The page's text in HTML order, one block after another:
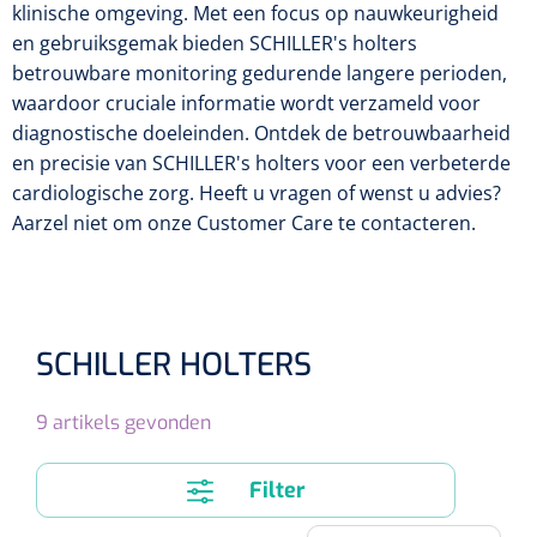
Verzwaringsdekens
Positioneringsmateriaal
Verpleegdekens
Drinkhulpmiddelen
Opzetstukken voor bekers
Toiletverhogers
Dermatoscopen
Gynecologische lichtbronnen & toebehoren
Lichtbronnen & wanddispensers
Loupebrillen
Tongspatelhouders
Voorhoofdslampen
Bobath
Draagbaar
Toebehoren
Traction
Kantel
Fysiotechniek & hydromassage
Shockwave
Oppervlaktereiniging & -desinfectie
Papierwaren
Handdoeken
Dameshygiëne
Toiletpapier
Werkdoeken
Servietten
Urinezakken & urinepotjes
Glijmiddel
Urinalen
Spoelingen
Infuustherapie
Infuusstaander
Toebehoren injectiemateriaal
Zeletten
Alcoswabs
Hoofdkussens
Matrassen & beschermers
Bedden
Onderzoekslampen
Tabouretten
Uterustangen
Nageltangen
Verwijdertangen voor wondhaken
Stitch cutters
Volledige bistouris
Bistourihouders
Vingerspalken
Enkelspalken
Kompressen & verbanden
Vetgaaskompressen
Niet inklevende verbanden
Absorberende verbanden
klinische omgeving. Met een focus op nauwkeurigheid
en gebruiksgemak bieden SCHILLER's holters
betrouwbare monitoring gedurende langere perioden,
waardoor cruciale informatie wordt verzameld voor
diagnostische doeleinden. Ontdek de betrouwbaarheid
en precisie van SCHILLER's holters voor een verbeterde
cardiologische zorg. Heeft u vragen of wenst u advies?
Aarzel niet om onze Customer Care te contacteren.
SCHILLER HOLTERS
9 artikels gevonden
Filter